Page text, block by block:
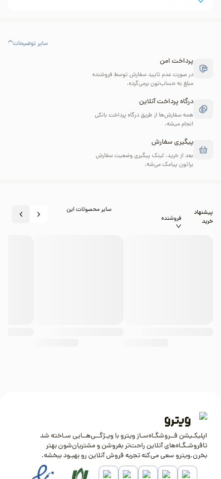
سایر توضیحات
پرداخت امن
در صورت عدم تایید سفارش توسط فروشنده
مبلغ به حساب‌تون برمی‌گرده.
درگاه پرداخت آنلاین
همه سفارش‌ها از طریق درگاه پرداخت بانکی
انجام میشه.
پیگیری سفارش
بعد از خرید، لینک پیگیری وضعیت سفارش
براتون پیامک می‌شه.
پیشنهاد
خرید
سایر محصولات این
فروشنده
اپلیکـیشن فــروشگـاه‌سـاز ویترو با ویـژگــی‌هــایی سـاخته شد
تافروشـگـاه‌های آنلاین راحت‌تر بفروشن و مشتریان‌شون بهتر
بخرن.ویترو سعی می‌کنه تجربه فروش آنلاین رو بهبـود ببخشه.